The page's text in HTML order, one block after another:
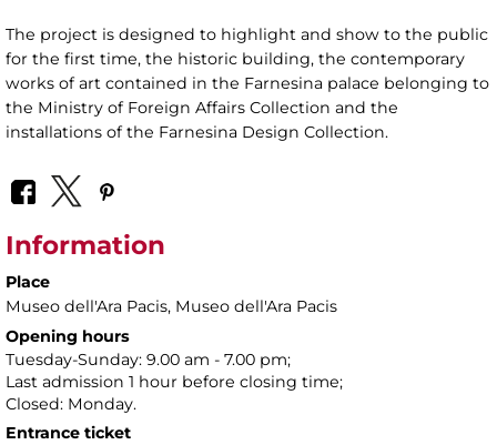
The project is designed to highlight and show to the public
for the first time, the historic building, the contemporary
works of art contained in the Farnesina palace belonging to
the Ministry of Foreign Affairs Collection and the
installations of the Farnesina Design Collection.
Information
Place
Museo dell'Ara Pacis, Museo dell'Ara Pacis
Opening hours
Tuesday-Sunday: 9.00 am - 7.00 pm;
Last admission 1 hour before closing time;
Closed: Monday.
Entrance ticket